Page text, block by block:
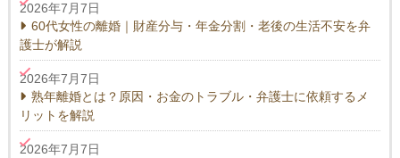
2026年7月7日
60代女性の離婚｜財産分与・年金分割・老後の生活不安を弁
護士が解説
2026年7月7日
熟年離婚とは？原因・お金のトラブル・弁護士に依頼するメ
リットを解説
2026年7月7日